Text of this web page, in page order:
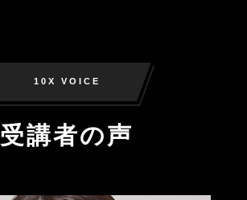
10X VOICE
受講者の声